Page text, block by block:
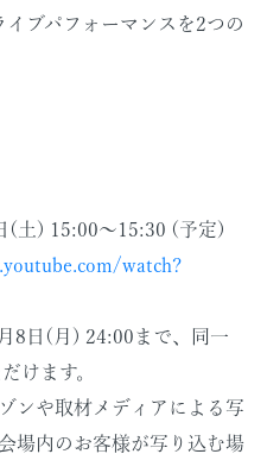
イブパフォーマンスを2つの
(土) 15:00～15:30 (予定)
watch?
8日(月) 24:00まで、同一
けます。
ンや取材メディアによる写
場内のお客様が写り込む場